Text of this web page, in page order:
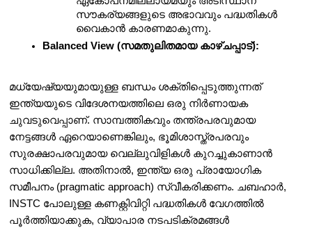
സൗകര്യങ്ങളുടെ അഭാവവും പദ്ധതികൾ
വൈകാൻ കാരണമാകുന്നു.
Balanced View (സമതുലിതമായ കാഴ്ചപ്പാട്):
മധ്യേഷ്യയുമായുള്ള ബന്ധം ശക്തിപ്പെടുത്തുന്നത്
ഇന്ത്യയുടെ വിദേശനയത്തിലെ ഒരു നിർണായക
ചുവടുവെപ്പാണ്. സാമ്പത്തികവും തന്ത്രപരവുമായ
നേട്ടങ്ങൾ ഏറെയാണെങ്കിലും, ഭൂമിശാസ്ത്രപരവും
സുരക്ഷാപരവുമായ വെല്ലുവിളികൾ കുറച്ചുകാണാൻ
സാധിക്കില്ല. അതിനാൽ, ഇന്ത്യ ഒരു പ്രായോഗിക
സമീപനം (pragmatic approach) സ്വീകരിക്കണം. ചബഹാർ,
INSTC പോലുള്ള കണക്റ്റിവിറ്റി പദ്ധതികൾ വേഗത്തിൽ
പൂർത്തിയാക്കുക, വ്യാപാര നടപടിക്രമങ്ങൾ